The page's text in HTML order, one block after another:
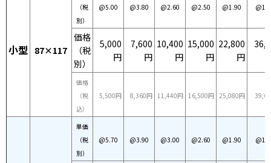
小型 87×117
（税
別）
@5.00 @3.80 @2.60 @2.50 @1.90
価格
（税
別）
5,000
円
7,600
円
10,400
円
15,000
円
22,800
円
価格
（税
込）
5,500円 8,360円 11,440円 16,500円 25,080円
単価
（税
別）
@5.70 @3.90 @3.00 @2.60 @1.90